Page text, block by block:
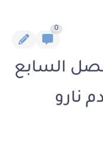
0
السابع